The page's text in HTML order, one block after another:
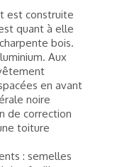
est construite
quant à elle
bois.
Aux
en avant
noire
de correction
toiture
: semelles